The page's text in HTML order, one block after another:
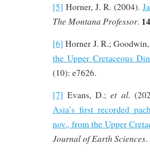
[5] Horner, J. R. (2004).
The Montana Professor. 14
[6] Horner J. R.;
the Upper Cretaceous
(10): e7626.
[7] Evans, D.;et al.
Asia’s first recorded
nov., from the Upper
Journal of Earth Sciences.